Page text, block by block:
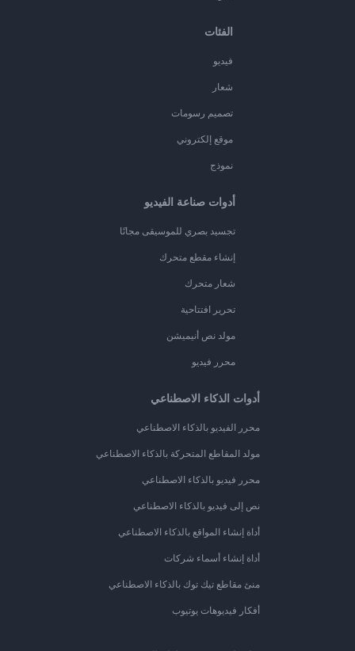
الفئات
فيديو
شعار
تصميم رسومات
موقع إلكتروني
نموذج
أدوات صناعة الفيديو
تجسيد بصري للموسيقى مجانًا
إنشاء مقطع متحرك
شعار متحرك
تحرير افتتاحية
مولد نص أنيميشن
محرر فيديو
أدوات الذكاء الاصطناعي
محرر الفيديو بالذكاء الاصطناعي
مولد المقاطع المتحركة بالذكاء الاصطناعي
محرر فيديو بالذكاء الاصطناعي
نص إلى فيديو بالذكاء الاصطناعي
أداة إنشاء المواقع بالذكاء الاصطناعي
أداة إنشاء أسماء شركات
منئ مقاطع تيك توك بالذكاء الاصطناعي
أفكار فيديوهات يوتيوب